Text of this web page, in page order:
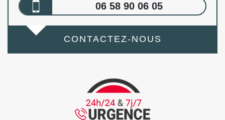
06 58 90 06 05
CONTACTEZ-NOUS